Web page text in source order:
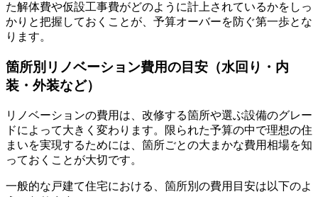
た解体費や仮設工事費がどのように計上されているかをしっ
かりと把握しておくことが、予算オーバーを防ぐ第一歩とな
ります。
箇所別リノベーション費用の目安（水回り・内
装・外装など）
リノベーションの費用は、改修する箇所や選ぶ設備のグレー
ドによって大きく変わります。限られた予算の中で理想の住
まいを実現するためには、箇所ごとの大まかな費用相場を知
っておくことが大切です。
一般的な戸建て住宅における、箇所別の費用目安は以下のよ